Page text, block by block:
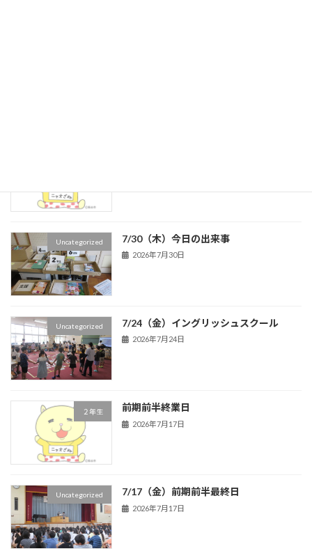
Uncategorized 7/30（木）今日の出来事
2026年7月30日
Uncategorized 7/24（金）イングリッシュスクール
2026年7月24日
２年生 前期前半終業日
2026年7月17日
Uncategorized 7/17（金）前期前半最終日
2026年7月17日